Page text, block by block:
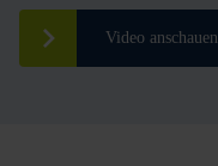
Video anschauen